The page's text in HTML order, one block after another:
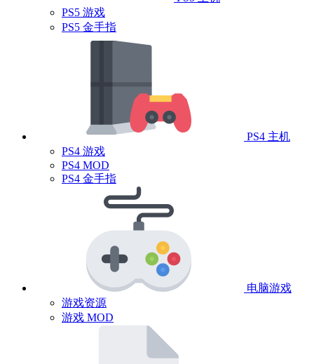
PS5 游戏
PS5 金手指
PS4 主机
PS4 游戏
PS4 MOD
PS4 金手指
电脑游戏
游戏资源
游戏 MOD